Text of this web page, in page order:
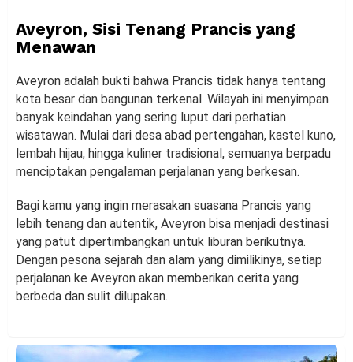
Aveyron, Sisi Tenang Prancis yang
Menawan
Aveyron adalah bukti bahwa Prancis tidak hanya tentang
kota besar dan bangunan terkenal. Wilayah ini menyimpan
banyak keindahan yang sering luput dari perhatian
wisatawan. Mulai dari desa abad pertengahan, kastel kuno,
lembah hijau, hingga kuliner tradisional, semuanya berpadu
menciptakan pengalaman perjalanan yang berkesan.
Bagi kamu yang ingin merasakan suasana Prancis yang
lebih tenang dan autentik, Aveyron bisa menjadi destinasi
yang patut dipertimbangkan untuk liburan berikutnya.
Dengan pesona sejarah dan alam yang dimilikinya, setiap
perjalanan ke Aveyron akan memberikan cerita yang
berbeda dan sulit dilupakan.